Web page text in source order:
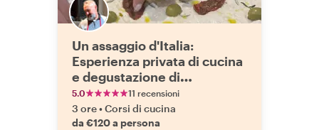
Un assaggio d'Italia:
Esperienza privata di cucina
e degustazione di
pizza/focaccia
5.0 11 recensioni
3 ore•Corsi di cucina
da €120 a persona